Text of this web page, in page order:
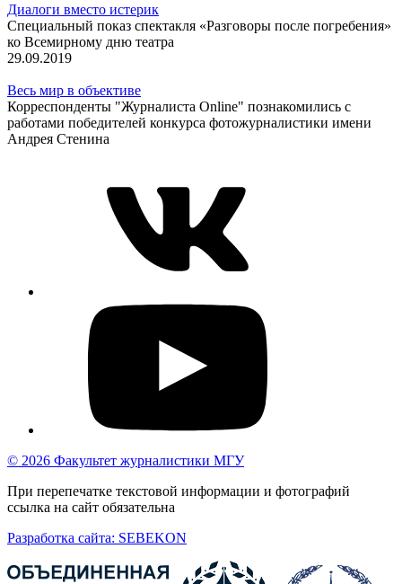
Диалоги вместо истерик
Специальный показ спектакля «Разговоры после погребения»
ко Всемирному дню театра
29.09.2019
Весь мир в объективе
Корреспонденты "Журналиста Online" познакомились с
работами победителей конкурса фотожурналистики имени
Андрея Стенина
© 2026 Факультет журналистики МГУ
При перепечатке текстовой информации и фотографий
ссылка на сайт обязательна
Разработка сайта: SEBEKON